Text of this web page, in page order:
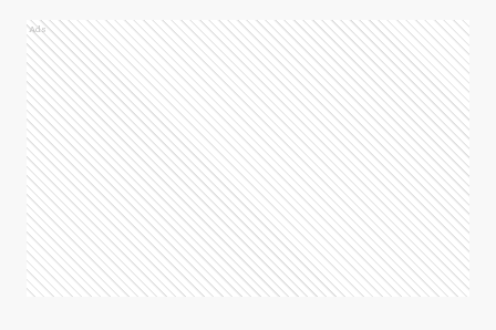
Ads